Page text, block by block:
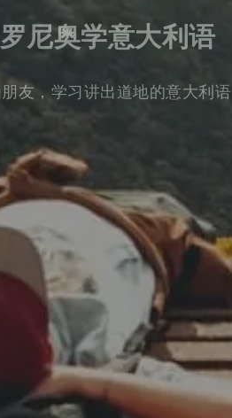
尼奥学意大利语
友，学习讲出道地的意大利语